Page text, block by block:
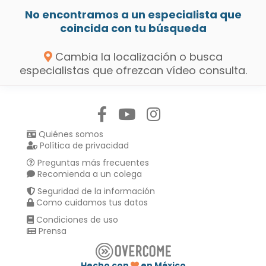
No encontramos a un especialista que
coincida con tu búsqueda
Cambia la localización o busca
especialistas que ofrezcan vídeo consulta.
Quiénes somos
Política de privacidad
Preguntas más frecuentes
Recomienda a un colega
Seguridad de la información
Como cuidamos tus datos
Condiciones de uso
Prensa